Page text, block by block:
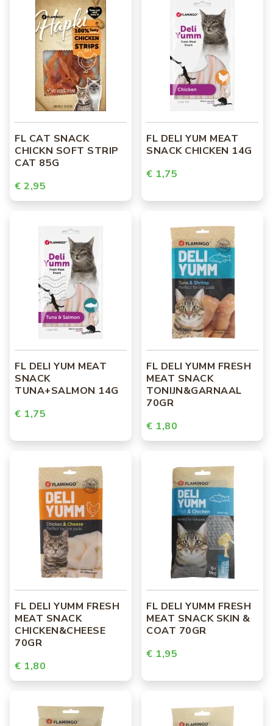
FL CAT SNACK
CHICKN SOFT STRIP
CAT 85G
€ 2,95
FL DELI YUM MEAT
SNACK CHICKEN 14G
€ 1,75
FL DELI YUM MEAT
SNACK
TUNA+SALMON 14G
€ 1,75
FL DELI YUMM FRESH
MEAT SNACK
TONIJN&GARNAAL
70GR
€ 1,80
FL DELI YUMM FRESH
MEAT SNACK
CHICKEN&CHEESE
70GR
€ 1,80
FL DELI YUMM FRESH
MEAT SNACK SKIN &
COAT 70GR
€ 1,95